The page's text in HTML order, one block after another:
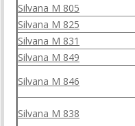
Silvana M 805
Silvana M 825
Silvana M 831
Silvana M 849
Silvana M 846
Silvana M 838